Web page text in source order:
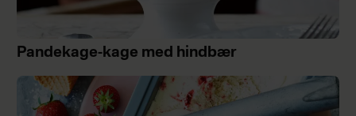
Pandekage-kage med hindbær